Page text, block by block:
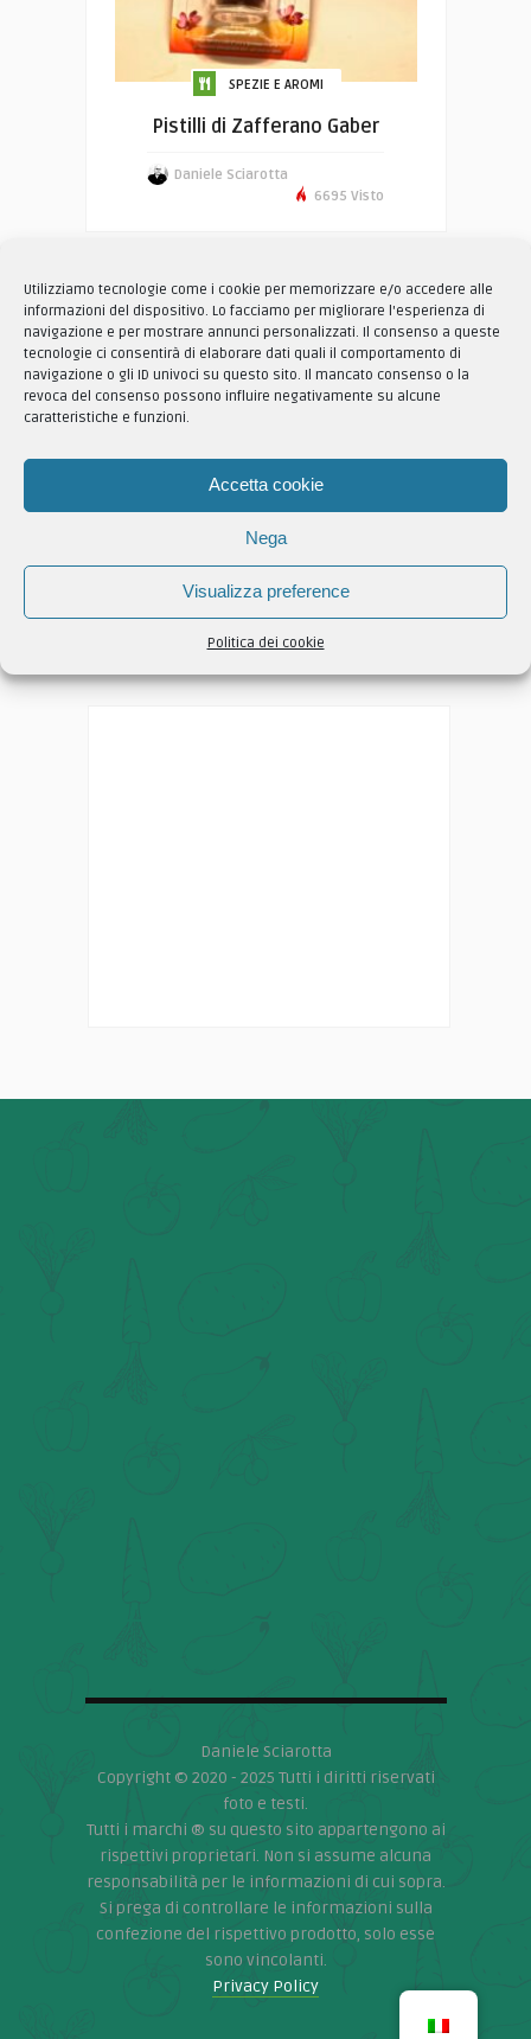
Utilizziamo tecnologie come i cookie per memorizzare e/o accedere alle
informazioni del dispositivo. Lo facciamo per migliorare l'esperienza di
navigazione e per mostrare annunci personalizzati. Il consenso a queste
tecnologie ci consentirà di elaborare dati quali il comportamento di
navigazione o gli ID univoci su questo sito. Il mancato consenso o la
revoca del consenso possono influire negativamente su alcune
caratteristiche e funzioni.
Accetta cookie
Nega
Visualizza preference
Politica dei cookie
SPEZIE E AROMI
Pistilli di Zafferano Gaber
Daniele Sciarotta
6695 Visto
Cerca
Daniele Sciarotta
Copyright © 2020 - 2025 Tutti i diritti riservati
foto e testi.
Tutti i marchi ® su questo sito appartengono ai
rispettivi proprietari. Non si assume alcuna
responsabilità per le informazioni di cui sopra.
Si prega di controllare le informazioni sulla
confezione del rispettivo prodotto, solo esse
sono vincolanti.
Privacy Policy